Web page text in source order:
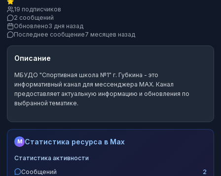
19 подписчиков
2 сообщений
Обновлено3 дня назад
Последнее сообщение7 месяцев назад
Описание
МБУДО "Спортивная школа №1" г. Губкина - это
информативный канал для мессенджера MAX. Канал
предоставляет актуальную информацию и обновления по
выбранной тематике.
M Статистика ресурса в Max
Статистика активности
Сообщений
2